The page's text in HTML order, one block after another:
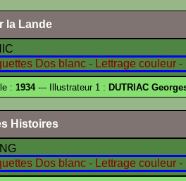
la Lande
: 1934--- Illustrateur 1 : DUTRIAC
Histoires